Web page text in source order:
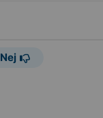
Nej